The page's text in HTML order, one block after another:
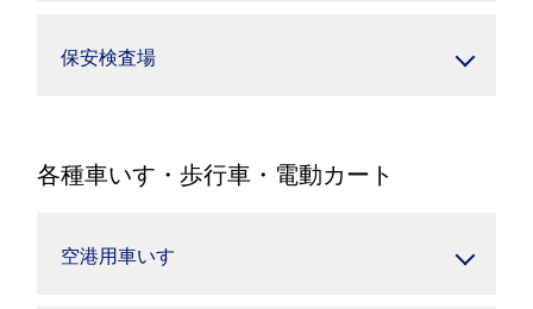
保安検査場
各種車いす・歩行車・電動カート
空港用車いす